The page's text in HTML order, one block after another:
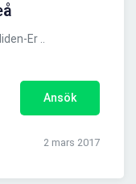
Er ..
Ansök
2 mars 2017